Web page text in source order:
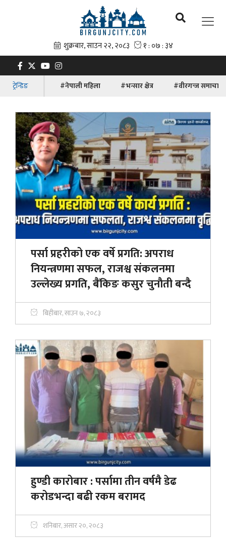
ट्रेन्डिङ #नेपाली महिला #भन्सार क्षेत्र #वीरगन्ज समाचार
पर्सा प्रहरीको एक वर्षे प्रगति: अपराध
नियन्त्रणमा सफल, राजश्व संकलनमा
उल्लेख्य प्रगति, बैंकिङ कसुर चुनाैती बन्दै
बिहीबार, साउन ७, २०८३
हुण्डी कारोबार : पर्सामा तीन वर्षमै डेढ
करोडभन्दा बढी रकम बरामद
शनिबार, असार २०, २०८३